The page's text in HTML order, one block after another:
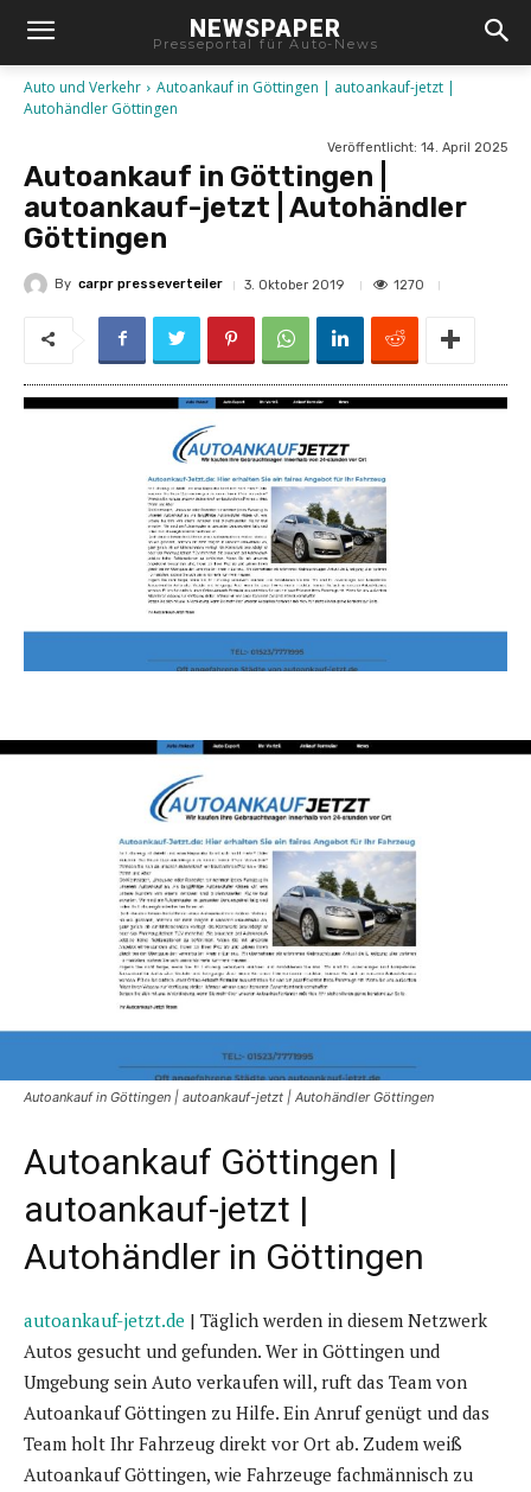
NEWSPAPER
Presseportal für Auto-News
Auto und Verkehr
Autoankauf in Göttingen | autoankauf-jetzt |
Autohändler Göttingen
Veröffentlicht: 14. April 2025
Autoankauf in Göttingen |
autoankauf-jetzt | Autohändler
Göttingen
By carpr presseverteiler 3. Oktober 2019 1270
Autoankauf in Göttingen | autoankauf-jetzt | Autohändler Göttingen
Autoankauf Göttingen |
autoankauf-jetzt |
Autohändler in Göttingen
autoankauf-jetzt.de | Täglich werden in diesem Netzwerk
Autos gesucht und gefunden. Wer in Göttingen und
Umgebung sein Auto verkaufen will, ruft das Team von
Autoankauf Göttingen zu Hilfe. Ein Anruf genügt und das
Team holt Ihr Fahrzeug direkt vor Ort ab. Zudem weiß
Autoankauf Göttingen, wie Fahrzeuge fachmännisch zu